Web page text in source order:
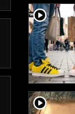
player2
player2